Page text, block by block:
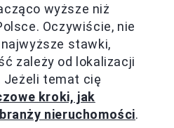
wyższe niż
Oczywiście, nie
stawki,
zależy od lokalizacji
Jeżeli temat cię
kroki, jak
nieruchomości.